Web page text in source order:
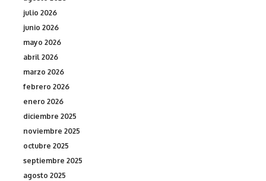
julio 2026
junio 2026
mayo 2026
abril 2026
marzo 2026
febrero 2026
enero 2026
diciembre 2025
noviembre 2025
octubre 2025
septiembre 2025
agosto 2025